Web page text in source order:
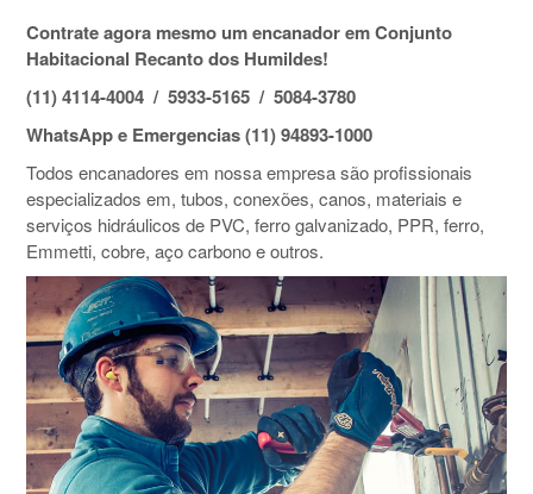
Contrate agora mesmo um encanador em Conjunto
Habitacional Recanto dos Humildes!
(11) 4114-4004 / 5933-5165 / 5084-3780
WhatsApp e Emergencias (11) 94893-1000
Todos encanadores em nossa empresa são profissionais
especializados em, tubos, conexões, canos, materiais e
serviços hidráulicos de PVC, ferro galvanizado, PPR, ferro,
Emmetti, cobre, aço carbono e outros.